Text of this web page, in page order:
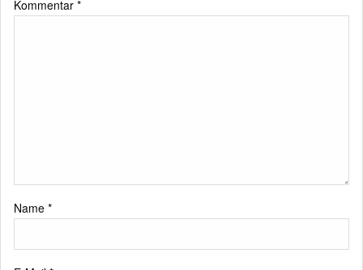
Kommentar *
Name *